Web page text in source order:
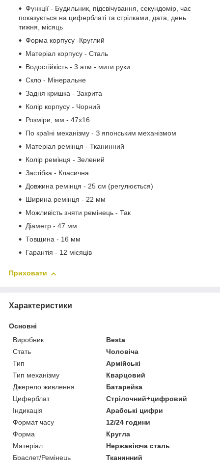
Функції - Будильник, підсвічування, секундомір, час
показується на циферблаті та стрілками, дата, день
тижня, місяць
Форма корпусу -Круглий
Матеріал корпусу - Сталь
Водостійкість - 3 атм - мити руки
Скло - Мінеральне
Задня кришка - Закрита
Колір корпусу - Чорний
Розміри, мм - 47х16
По країні механізму - З японським механізмом
Матеріал ремінця - Тканинний
Колір ремінця - Зелений
Застібка - Класична
Довжина ремінця - 25 см (регулюється)
Ширина ремінця - 22 мм
Можливість зняти ремінець - Так
Діаметр - 47 мм
Товщина - 16 мм
Гарантія - 12 місяців
Приховати
Характеристики
Основні
Виробник
Besta
Стать
Чоловіча
Тип
Армійські
Тип механізму
Кварцовий
Джерело живлення
Батарейка
Циферблат
Стрілочний+цифровий
Індикація
Арабські цифри
Формат часу
12/24 години
Форма
Кругла
Матеріал
Нержавіюча сталь
Браслет/Ремінець
Тканинний